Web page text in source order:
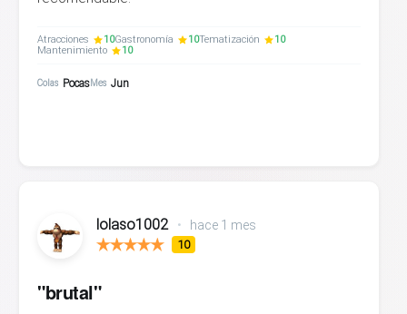
Atracciones 10Gastronomía 10Tematización
10
Mantenimiento
10
Colas PocasMes Jun
lolaso1002 • hace 1 mes
10
"brutal"